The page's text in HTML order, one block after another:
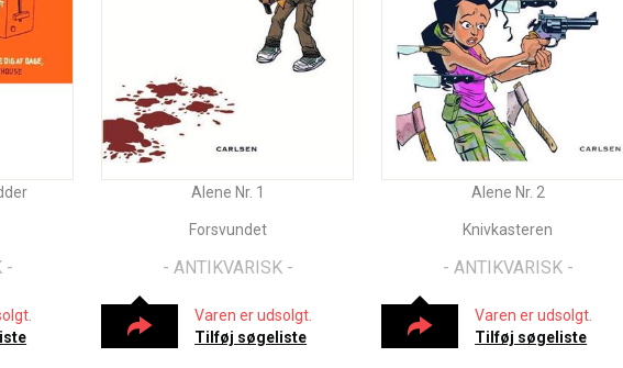
-
Alene Nr. 1
Forsvundet
- ANTIKVARISK -
Varen er udsolgt.
Tilføj søgeliste
Alene Nr. 2
Knivkasteren
- ANTIKVARISK -
Varen er udsolgt.
Tilføj søgeliste